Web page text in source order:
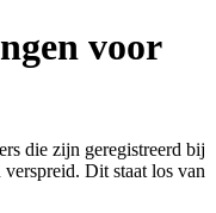
voor
die zijn geregistreerd bij
Dit staat los van